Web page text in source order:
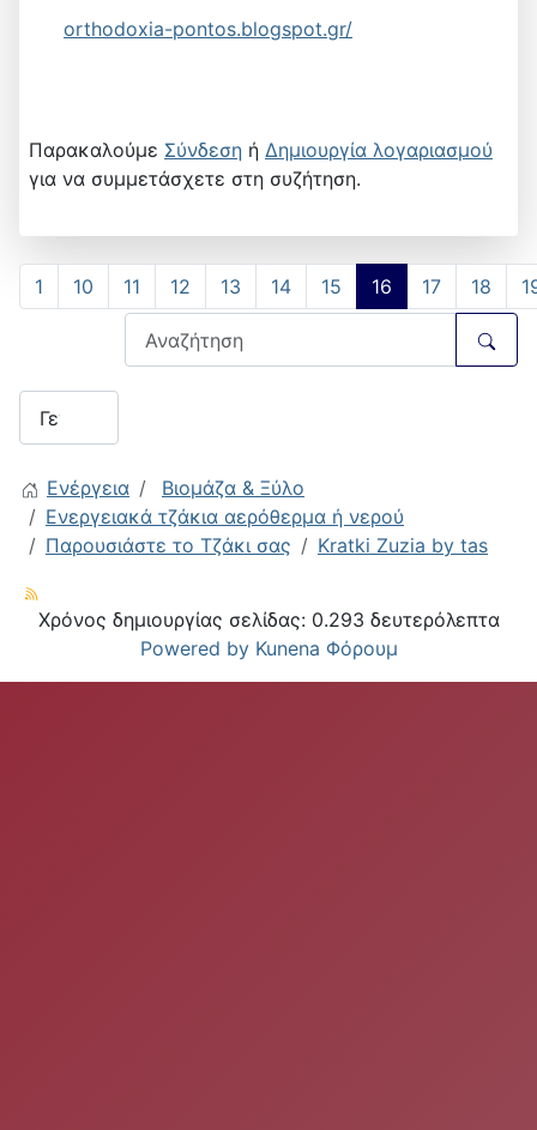
orthodoxia-pontos.blogspot.gr/
Παρακαλούμε Σύνδεση ή Δημιουργία λογαριασμού
για να συμμετάσχετε στη συζήτηση.
1 10 11 12 13 14 15 16 17 18
Ενέργεια
Βιομάζα & Ξύλο
Ενεργειακά τζάκια αερόθερμα ή νερού
Παρουσιάστε το Τζάκι σας
Kratki Zuzia by tas
Χρόνος δημιουργίας σελίδας: 0.293 δευτερόλεπτα
Powered by Kunena Φόρουμ